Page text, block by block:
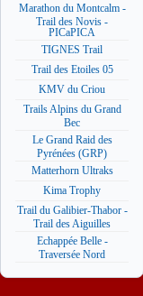
Marathon du Montcalm -
Trail des Novis -
PICaPICA
TIGNES Trail
Trail des Etoiles 05
KMV du Criou
Trails Alpins du Grand
Bec
Le Grand Raid des
Pyrénées (GRP)
Matterhorn Ultraks
Kima Trophy
Trail du Galibier-Thabor -
Trail des Aiguilles
Echappée Belle -
Traversée Nord